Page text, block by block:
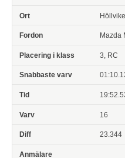
Mazda
3, RC
16
23.344